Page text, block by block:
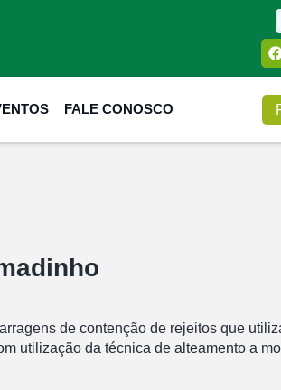
FALE CONOSCO
de contenção de rejeitos que
utilização da técnica de alteamento a